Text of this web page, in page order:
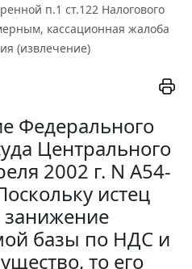
п.1 ст.122 Налогового
кассационная жалоба
(извлечение)
Федерального
Центрального
2002 г. N А54-
истец
занижение
базы по НДС и
то его